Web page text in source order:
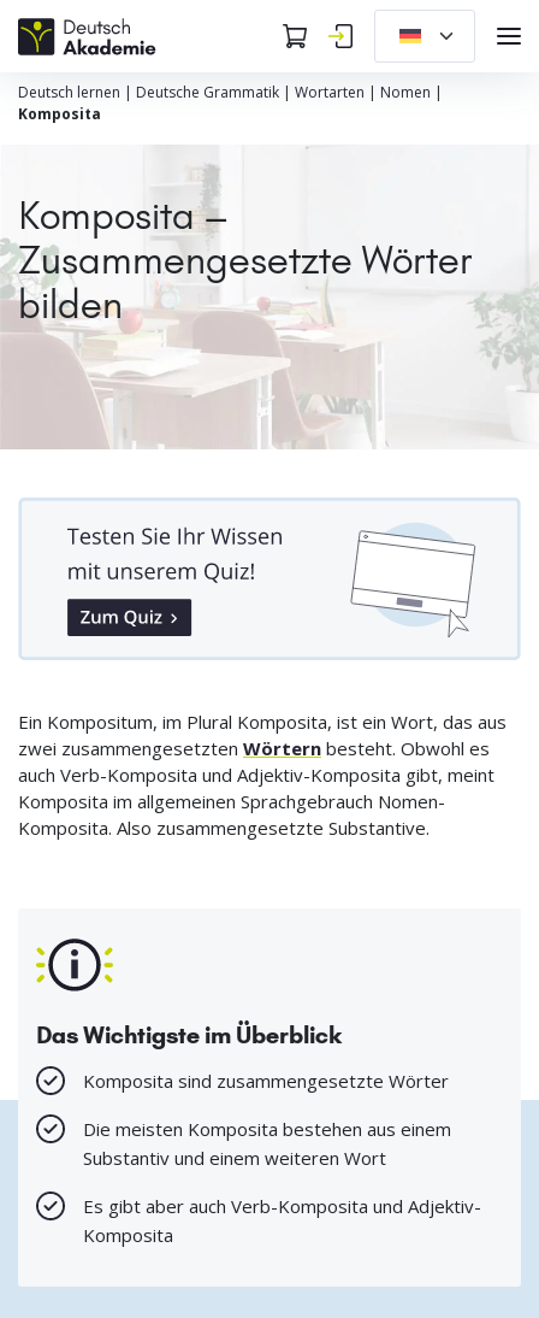
Deutsch lernen | Deutsche Grammatik | Wortarten | Nomen |
Komposita
Komposita –
Zusammengesetzte Wörter
bilden
Ein Kompositum, im Plural Komposita, ist ein Wort, das aus
zwei zusammengesetzten Wörtern besteht. Obwohl es
auch Verb-Komposita und Adjektiv-Komposita gibt, meint
Komposita im allgemeinen Sprachgebrauch Nomen-
Komposita. Also zusammengesetzte Substantive.
Das Wichtigste im Überblick
Komposita sind zusammengesetzte Wörter
Die meisten Komposita bestehen aus einem
Substantiv und einem weiteren Wort
Es gibt aber auch Verb-Komposita und Adjektiv-
Komposita